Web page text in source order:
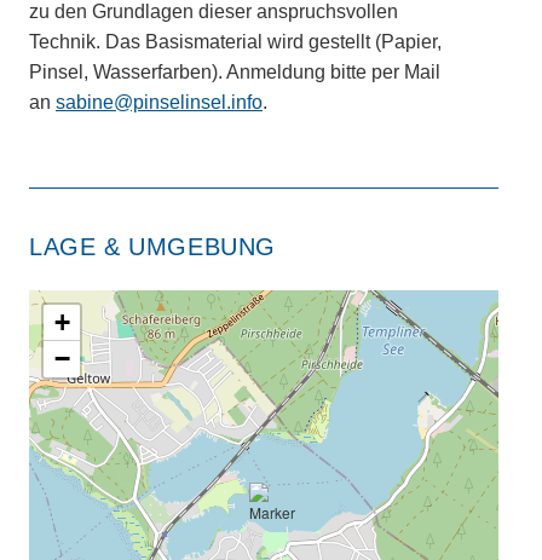
zu den Grundlagen dieser anspruchsvollen
Technik. Das Basismaterial wird gestellt (Papier,
Pinsel, Wasserfarben). Anmeldung bitte per Mail
an sabine@pinselinsel.info.
LAGE & UMGEBUNG
+
−